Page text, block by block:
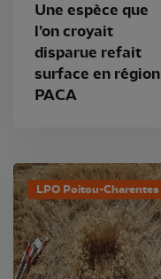
Une espèce que
l’on croyait
disparue refait
surface en région
PACA
LPO Poitou-Charentes